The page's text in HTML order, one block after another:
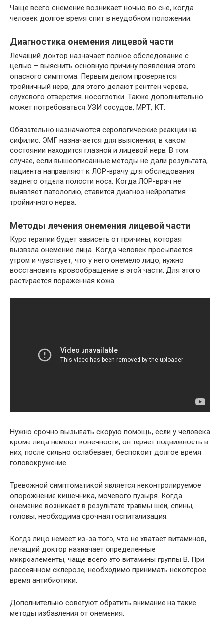
Чаще всего онемение возникает ночью во сне, когда
человек долгое время спит в неудобном положении.
Диагностика онемения лицевой части
Лечащий доктор назначает полное обследование с
целью – выяснить основную причину появления этого
опасного симптома. Первым делом проверяется
тройничный нерв, для этого делают рентген черева,
слухового отверстия, носоглотки. Также дополнительно
может потребоваться УЗИ сосудов, МРТ, КТ.
Обязательно назначаются серологические реакции на
сифилис. ЭМГ назначается для выяснения, в каком
состоянии находится глазной и лицевой нерв. В том
случае, если вышеописанные методы не дали результата,
пациента направляют к ЛОР-врачу для обследования
заднего отдела полости носа. Когда ЛОР-врач не
выявляет патологию, ставится диагноз нейропатия
тройничного нерва.
Методы лечения онемения лицевой части
Курс терапии будет зависеть от причины, которая
вызвала онемение лица. Когда человек просыпается
утром и чувствует, что у него онемело лицо, нужно
восстановить кровообращение в этой части. Для этого
растирается пораженная кожа.
Нужно срочно вызывать скорую помощь, если у человека
кроме лица немеют конечности, он теряет подвижность в
них, после сильно ослабевает, беспокоит долгое время
головокружение.
Тревожной симптоматикой является неконтролируемое
опорожнение кишечника, мочевого пузыря. Когда
онемение возникает в результате травмы шеи, спины,
головы, необходима срочная госпитализация.
Когда лицо немеет из-за того, что не хватает витаминов,
лечащий доктор назначает определенные
микроэлементы, чаще всего это витамины группы В. При
рассеянном склерозе, необходимо принимать некоторое
время антибиотики.
Дополнительно советуют обратить внимание на такие
методы избавления от онемения: